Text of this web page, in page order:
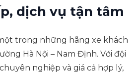
dịch vụ tận tâm
trong những hãng xe khách
Hà Nội – Nam Định. Với đội
nghiệp và giá cả hợp lý,